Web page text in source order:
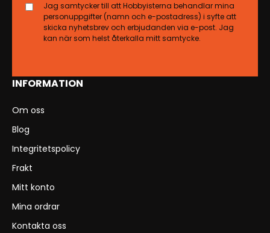
INFORMATION
Om oss
Blog
Integritetspolicy
Frakt
Mitt konto
Mina ordrar
Kontakta oss
Jag samtycker till att Hobbyisterna behandlar mina
personuppgifter (namn och e-postadress) i syfte att
skicka nyhetsbrev och erbjudanden via e-post. Jag
kan när som helst återkalla mitt samtycke.